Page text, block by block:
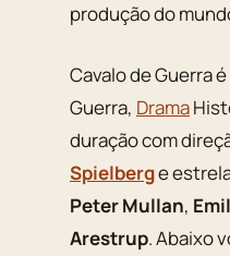
produção do
Cavalo de Guerra
Guerra, Drama
duração com
Spielberge
Peter Mullan,
Arestrup. Abaixo